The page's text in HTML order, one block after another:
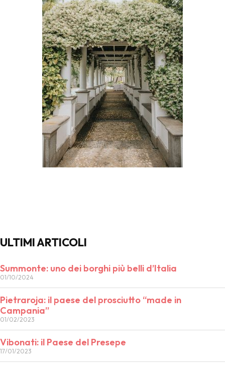
ULTIMI ARTICOLI
Summonte: uno dei borghi più belli d’Italia
01/10/2024
Pietraroja: il paese del prosciutto “made in
Campania”
01/02/2023
Vibonati: il Paese del Presepe
17/01/2023